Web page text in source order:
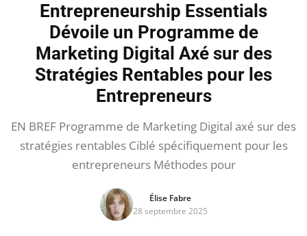
Entrepreneurship Essentials
Dévoile un Programme de
Marketing Digital Axé sur des
Stratégies Rentables pour les
Entrepreneurs
EN BREF Programme de Marketing Digital axé sur des
stratégies rentables Ciblé spécifiquement pour les
entrepreneurs Méthodes pour
Élise Fabre
28 septembre 2025